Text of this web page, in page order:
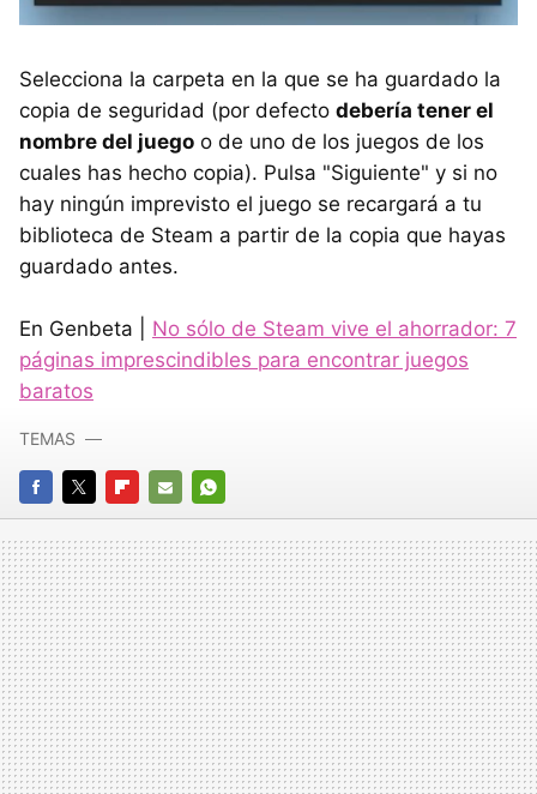
Selecciona la carpeta en la que se ha guardado la
copia de seguridad (por defecto debería tener el
nombre del juego o de uno de los juegos de los
cuales has hecho copia). Pulsa "Siguiente" y si no
hay ningún imprevisto el juego se recargará a tu
biblioteca de Steam a partir de la copia que hayas
guardado antes.
En Genbeta | No sólo de Steam vive el ahorrador: 7
páginas imprescindibles para encontrar juegos
baratos
FACEBOOK
TWITTERFLIPBOARD
E-
MAIL
WHATSAPP
TEMAS